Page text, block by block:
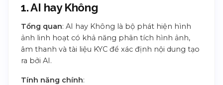
1. AI hay Không
Tổng quan: AI hay Không là bộ phát hiện hình
ảnh linh hoạt có khả năng phân tích hình ảnh,
âm thanh và tài liệu KYC để xác định nội dung tạo
ra bởi AI.
Tính năng chính: